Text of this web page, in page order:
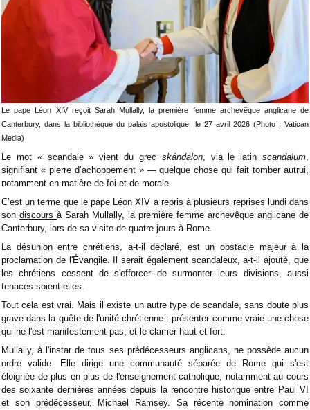
Le pape Léon XIV reçoit Sarah Mullally, la première femme archevêque anglicane de
Canterbury, dans la bibliothèque du palais apostolique, le 27 avril 2026 (Photo : Vatican
Media)
Le mot « scandale » vient du grec skándalon, via le latinscandalum
signifiant « pierre d’achoppement » — quelque chose qui fait tomber autrui,
notamment en matière de foi et de morale.
C’est un terme que le pape Léon XIV a repris à plusieurs reprises lundi dans
son discours à Sarah Mullally, la première femme archevêque anglicane de
Canterbury, lors de sa visite de quatre jours à Rome.
La désunion entre chrétiens, a-t-il déclaré, est un obstacle majeur à la
proclamation de l'Évangile. Il serait également scandaleux, a-t-il ajouté, que
les chrétiens cessent de s'efforcer de surmonter leurs divisions, aussi
tenaces soient-elles.
Tout cela est vrai. Mais il existe un autre type de scandale, sans doute plus
grave dans la quête de l'unité chrétienne : présenter comme vraie une chose
qui ne l'est manifestement pas, et le clamer haut et fort.
Mullally, à l'instar de tous ses prédécesseurs anglicans, ne possède aucun
ordre valide. Elle dirige une communauté séparée de Rome qui s'est
éloignée de plus en plus de l'enseignement catholique, notamment au cours
des soixante dernières années depuis la rencontre historique entre Paul VI
et son prédécesseur, Michael Ramsey. Sa récente nomination comme